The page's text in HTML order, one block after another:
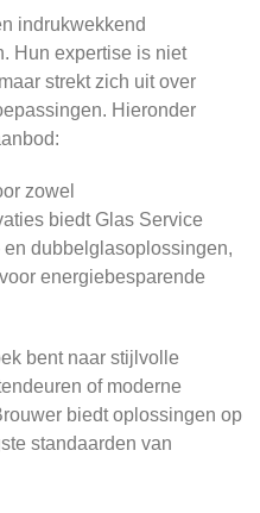
indrukwekkend
Hun expertise is niet
strekt zich uit over
Hieronder
zowel
biedt Glas Service
dubbelglasoplossingen,
energiebesparende
bent naar stijlvolle
of moderne
biedt oplossingen op
standaarden van